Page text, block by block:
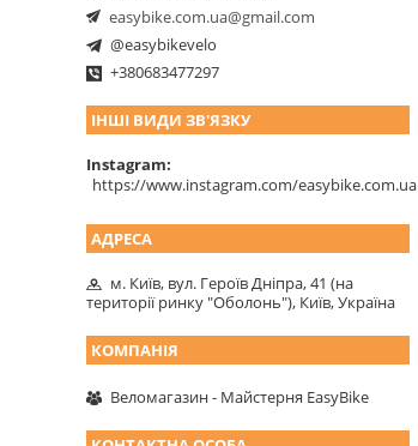
easybike.com.ua@gmail.com
@easybikevelo
+380683477297
ІНШІ ВИДИ ЗВ'ЯЗКУ
Instagram
https://www.instagram.com/easybike.com.ua
м. Київ, вул. Героїв Дніпра, 41 (на
території ринку "Оболонь"), Київ, Україна
Веломагазин - Майстерня EasyBike